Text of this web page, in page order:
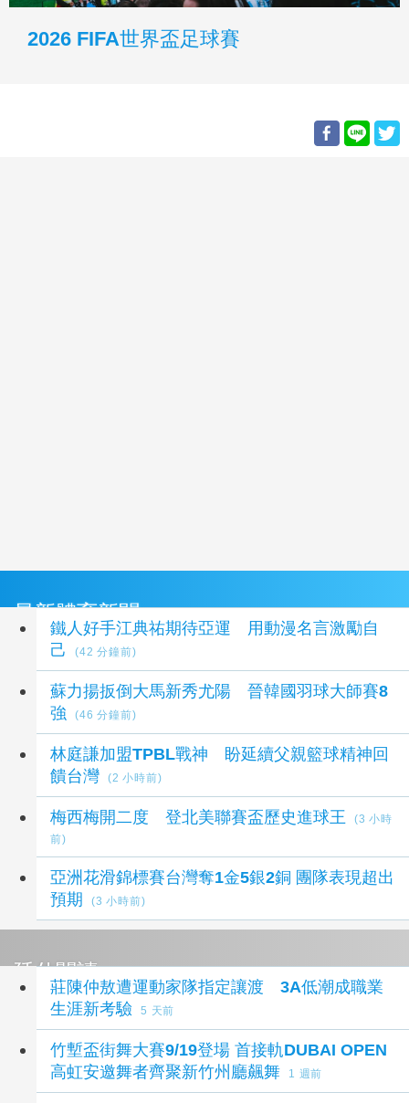
2026 FIFA世界盃足球賽
最新體育新聞
鐵人好手江典祐期待亞運 用動漫名言激勵自
己
(42 分鐘前)
蘇力揚扳倒大馬新秀尤陽 晉韓國羽球大師賽8
強
(46 分鐘前)
林庭謙加盟TPBL戰神 盼延續父親籃球精神回
饋台灣
(2 小時前)
梅西梅開二度 登北美聯賽盃歷史進球王
(3 小時
前)
亞洲花滑錦標賽台灣奪1金5銀2銅 團隊表現超出
預期
(3 小時前)
延伸閱讀
莊陳仲敖遭運動家隊指定讓渡 3A低潮成職業
生涯新考驗
5 天前
竹塹盃街舞大賽9/19登場 首接軌DUBAI OPEN
高虹安邀舞者齊聚新竹州廳飆舞
1 週前